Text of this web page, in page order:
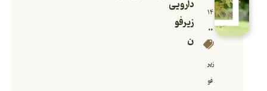
۱۴
۰۰
زیر
فو
دارویی
زیرفو
ن